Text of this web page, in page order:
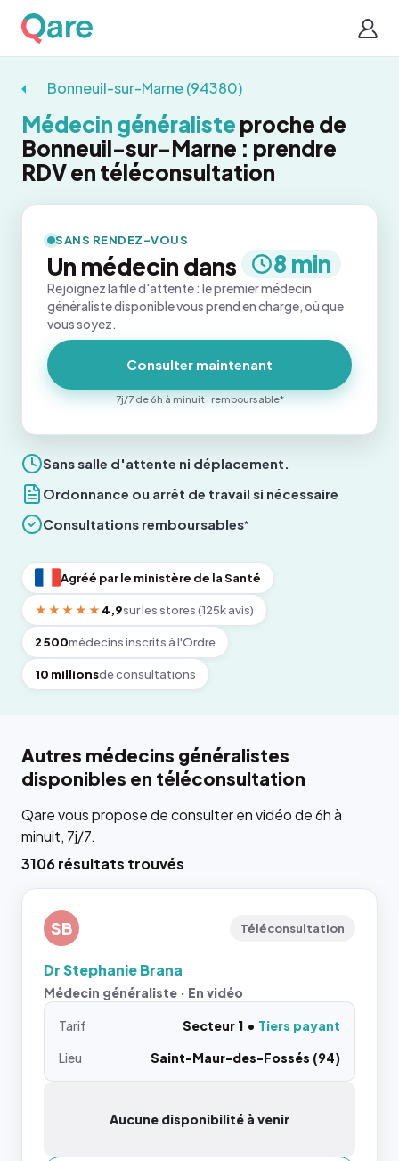
Bonneuil-sur-Marne (94380)
Médecin généraliste proche de
Bonneuil-sur-Marne : prendre
RDV en téléconsultation
Sans salle d'attente ni déplacement.
Ordonnance ou arrêt de travail si nécessaire
Consultations remboursables*
Agréé par le ministère de la Santé
★★★★★ 4,9sur les stores (125k avis)
2 500médecins inscrits à l'Ordre
10 millionsde consultations
SANS RENDEZ-VOUS
Un médecin dans 8 min
Rejoignez la file d'attente : le premier médecin
généraliste disponible vous prend en charge, où que
vous soyez.
Consulter maintenant
7j/7 de 6h à minuit · remboursable*
Autres médecins généralistes
disponibles en téléconsultation
Qare vous propose de consulter en vidéo de 6h à
minuit, 7j/7.
3106 résultats trouvés
SB Téléconsultation
Dr Stephanie Brana
Médecin généraliste · En vidéo
Tarif Secteur 1
Tiers payant
Lieu
Saint-Maur-des-Fossés (94)
Aucune disponibilité à venir